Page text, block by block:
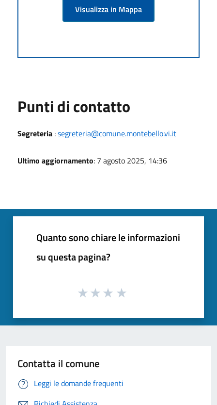
Visualizza in Mappa
Punti di contatto
Segreteria :segreteria@comune.montebello.vi.it
Ultimo aggiornamento: 7 agosto 2025, 14:36
Quanto sono chiare le informazioni
su questa pagina?
Contatta il comune
Leggi le domande frequenti